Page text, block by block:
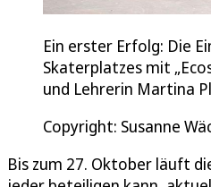
Ein erster Erfolg: Die
Skaterplatzes mit
und Lehrerin Martina
Copyright: Susanne
Bis zum 27. Oktober läuft